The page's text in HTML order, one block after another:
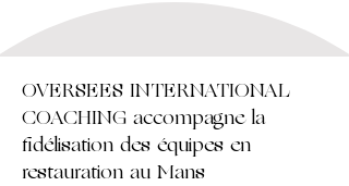
OVERSEES INTERNATIONAL
COACHING accompagne la
fidélisation des équipes en
restauration au Mans